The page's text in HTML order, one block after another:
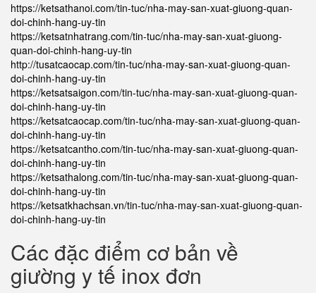
https://ketsathanoi.com/tin-tuc/nha-may-san-xuat-giuong-quan-
doi-chinh-hang-uy-tin
https://ketsatnhatrang.com/tin-tuc/nha-may-san-xuat-giuong-
quan-doi-chinh-hang-uy-tin
http://tusatcaocap.com/tin-tuc/nha-may-san-xuat-giuong-quan-
doi-chinh-hang-uy-tin
https://ketsatsaigon.com/tin-tuc/nha-may-san-xuat-giuong-quan-
doi-chinh-hang-uy-tin
https://ketsatcaocap.com/tin-tuc/nha-may-san-xuat-giuong-quan-
doi-chinh-hang-uy-tin
https://ketsatcantho.com/tin-tuc/nha-may-san-xuat-giuong-quan-
doi-chinh-hang-uy-tin
https://ketsathalong.com/tin-tuc/nha-may-san-xuat-giuong-quan-
doi-chinh-hang-uy-tin
https://ketsatkhachsan.vn/tin-tuc/nha-may-san-xuat-giuong-quan-
doi-chinh-hang-uy-tin
Các đặc điểm cơ bản về
giường y tế inox đơn